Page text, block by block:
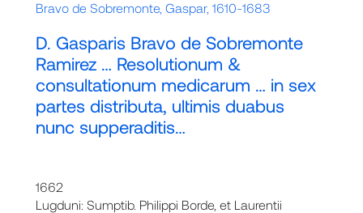
Bravo de Sobremonte, Gaspar, 1610-1683
D. Gasparis Bravo de Sobremonte
Ramirez … Resolutionum &
consultationum medicarum … in sex
partes distributa, ultimis duabus
nunc supperaditis…
1662
Lugduni: Sumptib. Philippi Borde, et Laurentii